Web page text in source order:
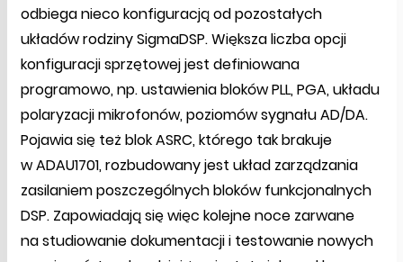
odbiega nieco konfiguracją od pozostałych
układów rodziny SigmaDSP. Większa liczba opcji
konfiguracji sprzętowej jest definiowana
programowo, np. ustawienia bloków PLL, PGA, układu
polaryzacji mikrofonów, poziomów sygnału AD/DA.
Pojawia się też blok ASRC, którego tak brakuje
w ADAU1701, rozbudowany jest układ zarządzania
zasilaniem poszczególnych bloków funkcjonalnych
DSP. Zapowiadają się więc kolejne noce zarwane
na studiowanie dokumentacji i testowanie nowych